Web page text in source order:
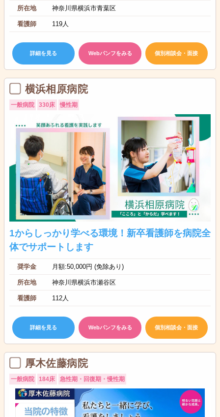
所在地 神奈川県横浜市青葉区
看護師 119人
詳細を見る Webパンフをみる 個別相談会・面接
横浜相原病院
一般病院 330床 慢性期
1からしっかり学べる環境！新卒看護師を病院全
体でサポートします
奨学金 月額:50,000円 (免除あり)
所在地 神奈川県横浜市瀬谷区
看護師 112人
詳細を見る Webパンフをみる 個別相談会・面接
厚木佐藤病院
一般病院 184床 急性期・回復期・慢性期